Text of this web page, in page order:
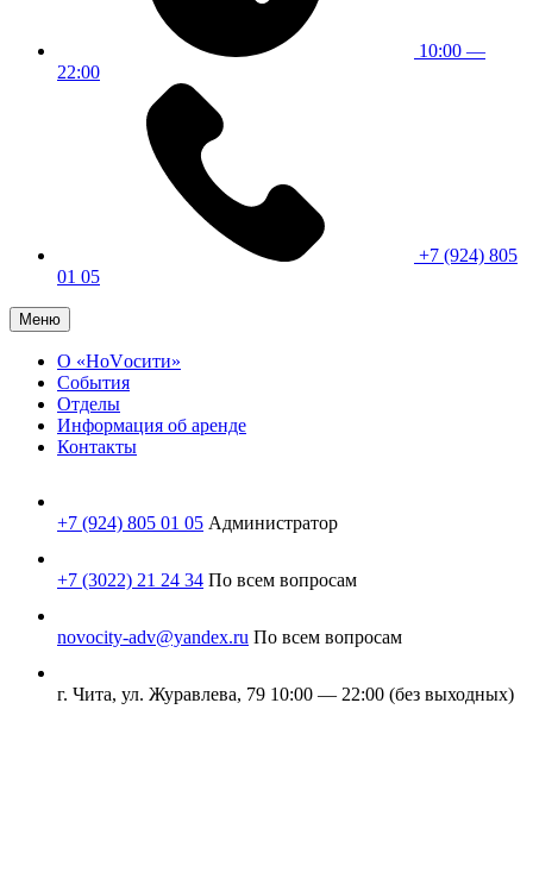
10:00 —
22:00
+7 (924) 805
01 05
Меню
О «НоVосити»
События
Отделы
Информация об аренде
Контакты
+7 (924) 805 01 05 Администратор
+7 (3022) 21 24 34 По всем вопросам
novocity-adv@yandex.ru По всем вопросам
г. Чита, ул. Журавлева, 79 10:00 — 22:00 (без выходных)